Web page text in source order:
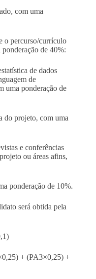
com uma
o percurso/currículo
de 40%:
de dados
de
uma ponderação de
projeto, com uma
e conferências
ou áreas afins,
ponderação de 10%.
será obtida pela
+ (PA3×0,25) +